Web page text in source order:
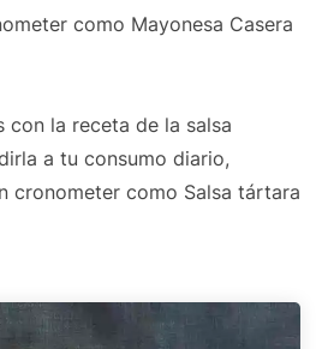
como Mayonesa Casera
con la receta de la salsa
a tu consumo diario,
cronometer como Salsa tártara